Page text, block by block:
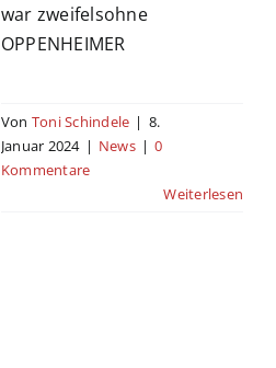
war zweifelsohne
OPPENHEIMER
Von Toni Schindele | 8.
Januar 2024 | News | 0
Kommentare
Weiterlesen